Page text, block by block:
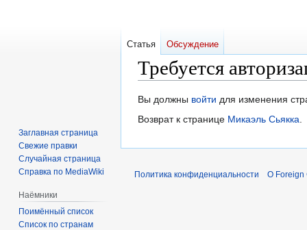
Требуется
Перейти
к
Перейти
к
Вы должны войти для изменения
Возврат к странице Микаэль Сьякка.
Статья Обсуждение
Заглавная страница
Свежие правки
Случайная страница
Справка по MediaWiki
Наёмники
Поимённый список
Список по странам
Политика конфиденциальности О Foreign